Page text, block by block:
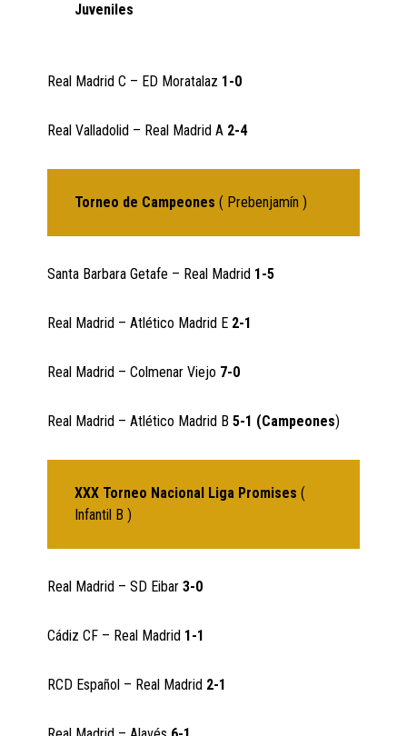
Juveniles
Real Madrid C – ED Moratalaz 1-0
Real Valladolid – Real Madrid A 2-4
Torneo de Campeones ( Prebenjamín )
Santa Barbara Getafe – Real Madrid 1-5
Real Madrid – Atlético Madrid E 2-1
Real Madrid – Colmenar Viejo 7-0
Real Madrid – Atlético Madrid B5-1 (Campeones)
XXX Torneo Nacional Liga Promises (
Infantil B )
Real Madrid – SD Eibar3-0
Cádiz CF – Real Madrid 1-1
RCD Español – Real Madrid 2-1